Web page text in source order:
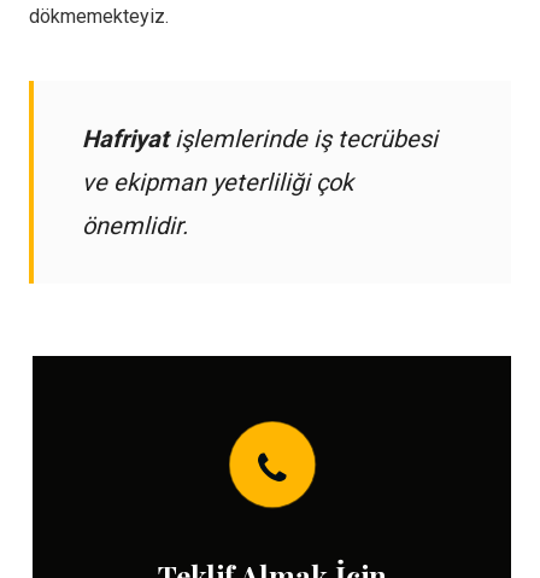
dökmemekteyiz.
Hafriyatişlemlerinde iş tecrübesi
ve ekipman yeterliliği çok
önemlidir.